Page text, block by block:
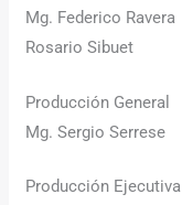
Mg. Federico Ravera
Rosario Sibuet
Producción General
Mg. Sergio Serrese
Producción Ejecutiva